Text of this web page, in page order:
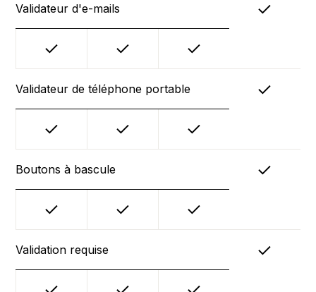
Validateur d'e-mails
Validateur de téléphone portable
Boutons à bascule
Validation requise